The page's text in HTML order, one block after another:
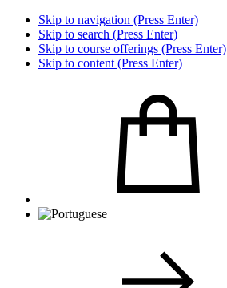
Skip to navigation (Press Enter)
Skip to search (Press Enter)
Skip to course offerings (Press Enter)
Skip to content (Press Enter)